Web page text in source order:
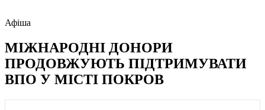
Афіша
МІЖНАРОДНІ ДОНОРИ
ПРОДОВЖУЮТЬ ПІДТРИМУВАТИ
ВПО У МІСТІ ПОКРОВ